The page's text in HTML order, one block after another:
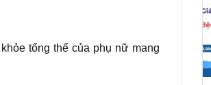
tổng thể của phụ nữ mang